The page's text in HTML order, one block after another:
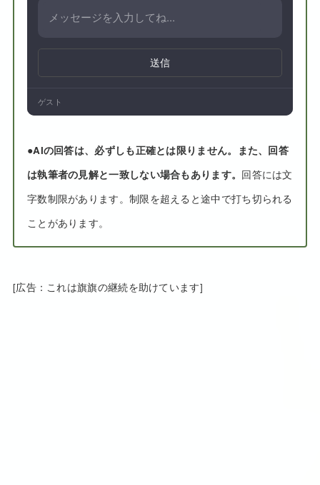
送信
ゲスト
●AIの回答は、必ずしも正確とは限りません。また、回答
は執筆者の見解と一致しない場合もあります。 回答には文
字数制限があります。制限を超えると途中で打ち切られる
ことがあります。
[広告：これは旗旗の継続を助けています]